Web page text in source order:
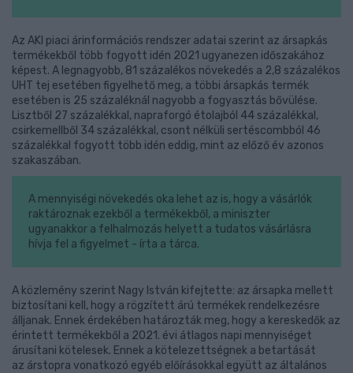
Az AKI piaci árinformációs rendszer adatai szerint az ársapkás
termékekből több fogyott idén 2021 ugyanezen időszakához
képest. A legnagyobb, 81 százalékos növekedés a 2,8 százalékos
UHT tej esetében figyelhető meg, a többi ársapkás termék
esetében is 25 százaléknál nagyobb a fogyasztás bővülése.
Lisztből 27 százalékkal, napraforgó étolajból 44 százalékkal,
csirkemellből 34 százalékkal, csont nélküli sertéscombból 46
százalékkal fogyott több idén eddig, mint az előző év azonos
szakaszában.
A mennyiségi növekedés oka lehet az is, hogy a vásárlók
raktároznak ezekből a termékekből, a miniszter
ugyanakkor a felhalmozás helyett a tudatos vásárlásra
hívja fel a figyelmet - írta a tárca.
A közlemény szerint Nagy István kifejtette: az ársapka mellett
biztosítani kell, hogy a rögzített árú termékek rendelkezésre
álljanak. Ennek érdekében határozták meg, hogy a kereskedők az
érintett termékekből a 2021. évi átlagos napi mennyiséget
árusítani kötelesek. Ennek a kötelezettségnek a betartását
az árstopra vonatkozó egyéb előírásokkal együtt az általános